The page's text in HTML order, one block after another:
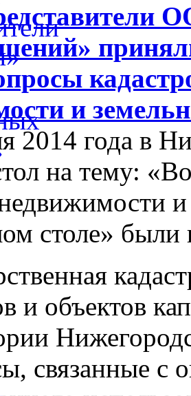
и
2014 года в
на тему:
столе»
и объектов
связанные с